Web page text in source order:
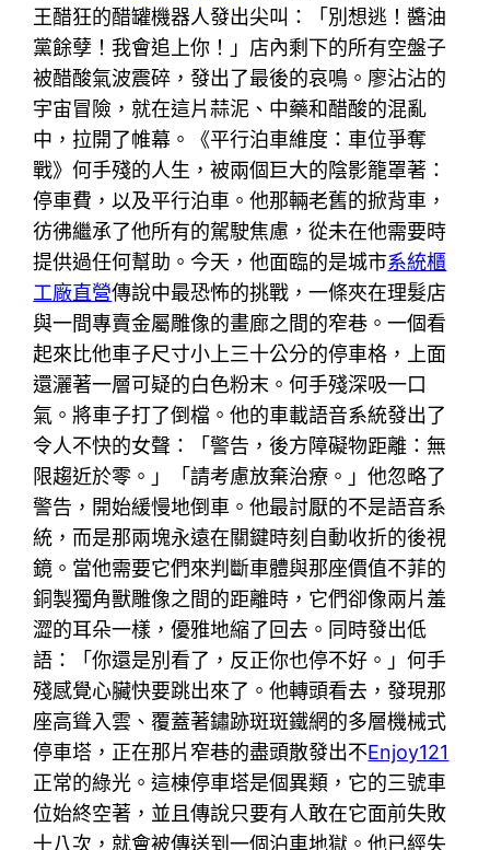
王醋狂的醋罐機器人發出尖叫：「別想逃！醬油
黨餘孽！我會追上你！」店內剩下的所有空盤子
被醋酸氣波震碎，發出了最後的哀鳴。廖沾沾的
宇宙冒險，就在這片蒜泥、中藥和醋酸的混亂
中，拉開了帷幕。《平行泊車維度：車位爭奪
戰》何手殘的人生，被兩個巨大的陰影籠罩著：
停車費，以及平行泊車。他那輛老舊的掀背車，
彷彿繼承了他所有的駕駛焦慮，從未在他需要時
提供過任何幫助。今天，他面臨的是城市系統櫃
工廠直營傳說中最恐怖的挑戰，一條夾在理髮店
與一間專賣金屬雕像的畫廊之間的窄巷。一個看
起來比他車子尺寸小上三十公分的停車格，上面
還灑著一層可疑的白色粉末。何手殘深吸一口
氣。將車子打了倒檔。他的車載語音系統發出了
令人不快的女聲：「警告，後方障礙物距離：無
限趨近於零。」「請考慮放棄治療。」他忽略了
警告，開始緩慢地倒車。他最討厭的不是語音系
統，而是那兩塊永遠在關鍵時刻自動收折的後視
鏡。當他需要它們來判斷車體與那座價值不菲的
銅製獨角獸雕像之間的距離時，它們卻像兩片羞
澀的耳朵一樣，優雅地縮了回去。同時發出低
語：「你還是別看了，反正你也停不好。」何手
殘感覺心臟快要跳出來了。他轉頭看去，發現那
座高聳入雲、覆蓋著鏽跡斑斑鐵網的多層機械式
停車塔，正在那片窄巷的盡頭散發出不Enjoy121
正常的綠光。這棟停車塔是個異類，它的三號車
位始終空著，並且傳說只要有人敢在它面前失敗
十八次，就會被傳送到一個泊車地獄。他已經失